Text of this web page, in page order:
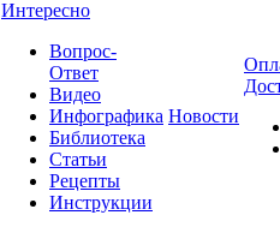
Интересно
Вопрос-
Ответ
Видео
Инфографика
Библиотека
Статьи
Рецепты
Инструкции
Новости